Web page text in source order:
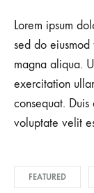
Lorem ipsum
sed do
magna aliqua.
exercitation
consequat.
voluptate velit
FEATURED